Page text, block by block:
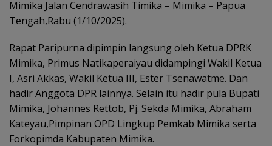
Mimika Jalan Cendrawasih Timika – Mimika – Papua
Tengah,Rabu (1/10/2025).
Rapat Paripurna dipimpin langsung oleh Ketua DPRK
Mimika, Primus Natikaperaiyau didampingi Wakil Ketua
I, Asri Akkas, Wakil Ketua III, Ester Tsenawatme. Dan
hadir Anggota DPR lainnya. Selain itu hadir pula Bupati
Mimika, Johannes Rettob, Pj. Sekda Mimika, Abraham
Kateyau,Pimpinan OPD Lingkup Pemkab Mimika serta
Forkopimda Kabupaten Mimika.